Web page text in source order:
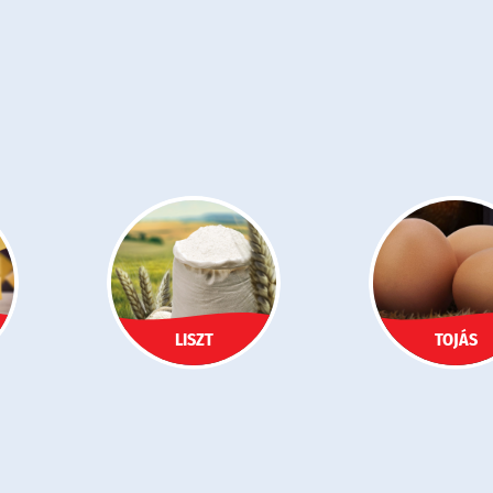
LISZT TOJÁS